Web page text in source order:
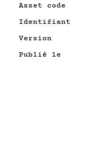
Asset code
Identifiant
Version
Publié le